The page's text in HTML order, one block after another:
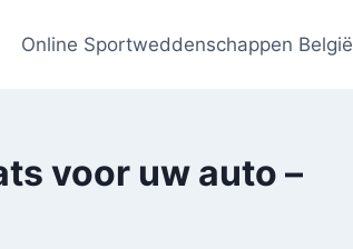
Online Sportweddenschappen België
voor uw auto –